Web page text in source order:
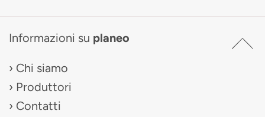
Informazioni su planeo
Chi siamo
Produttori
Contatti